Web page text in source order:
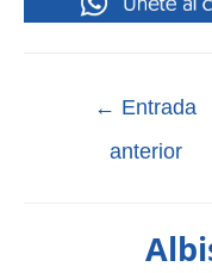
← Entrada
anterior